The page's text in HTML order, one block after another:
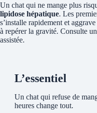
Un chat qui ne mange plus
lipidose hépatique. Les
s’installe rapidement et
à repérer la gravité. Consulte
assistée.
L’essentiel
Un chat qui refuse de
heures change tout.